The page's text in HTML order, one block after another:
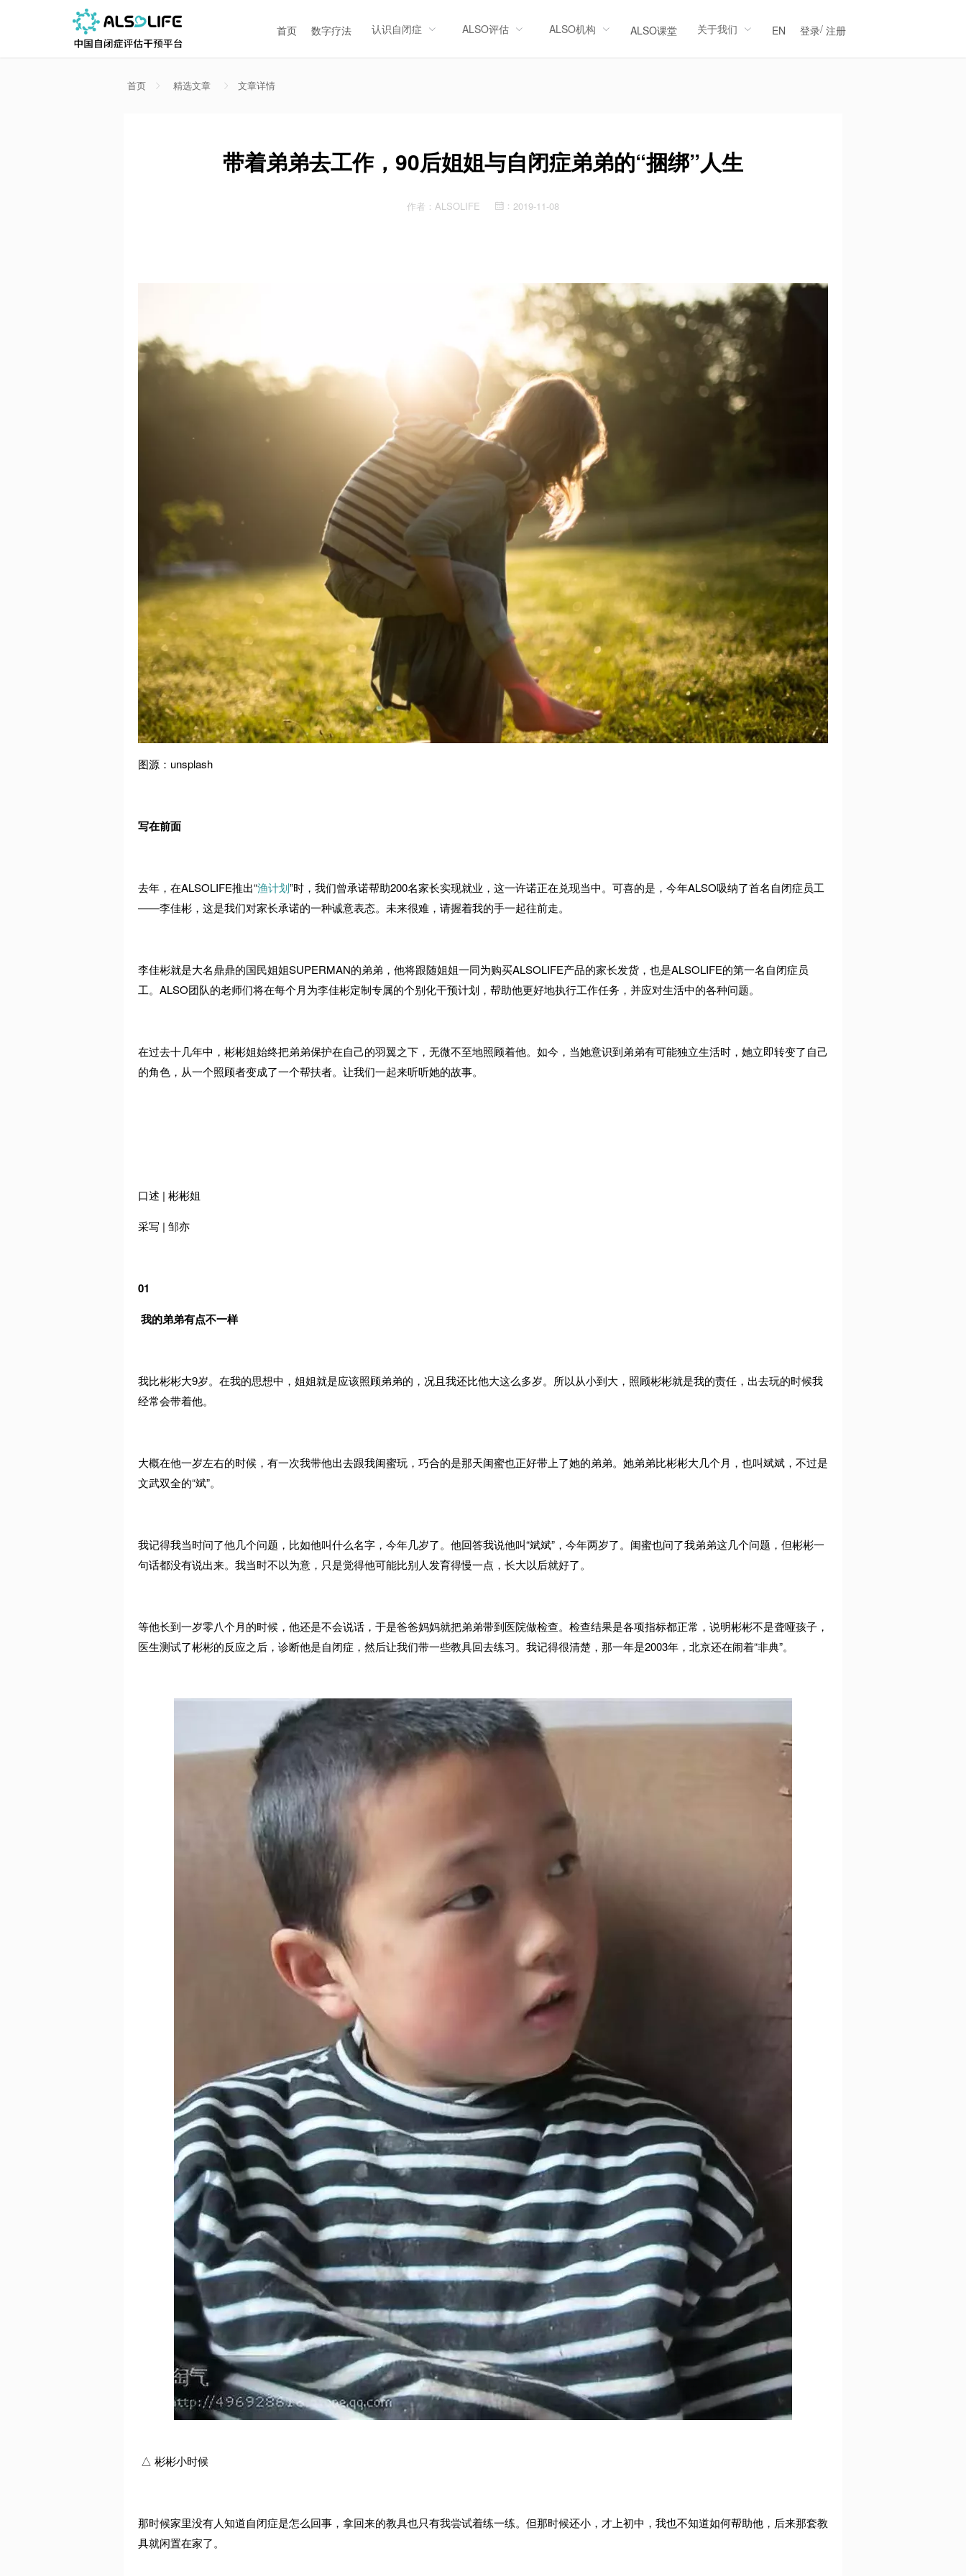
首页 数字疗法 认识自闭症 ALSO评估 ALSO机构 ALSO课堂 关于我们 EN 登录/ 注册
首页 精选文章 文章详情
带着弟弟去工作，90后姐姐与自闭症弟弟的“捆绑”人生
作者： ALSOLIFE ： 2019-11-08
图源：unsplash
写在前面
去年，在ALSOLIFE推出“渔计划”时，我们曾承诺帮助200名家长实现就业，这一许诺正在兑现当中。可喜的是，今年ALSO吸纳了首名自闭症员工
——李佳彬，这是我们对家长承诺的一种诚意表态。未来很难，请握着我的手一起往前走。
李佳彬就是大名鼎鼎的国民姐姐SUPERMAN的弟弟，他将跟随姐姐一同为购买ALSOLIFE产品的家长发货，也是ALSOLIFE的第一名自闭症员
工。ALSO团队的老师们将在每个月为李佳彬定制专属的个别化干预计划，帮助他更好地执行工作任务，并应对生活中的各种问题。
在过去十几年中，彬彬姐始终把弟弟保护在自己的羽翼之下，无微不至地照顾着他。如今，当她意识到弟弟有可能独立生活时，她立即转变了自己
的角色，从一个照顾者变成了一个帮扶者。让我们一起来听听她的故事。
口述 | 彬彬姐
采写 | 邹亦
01
我的弟弟有点不一样
我比彬彬大9岁。在我的思想中，姐姐就是应该照顾弟弟的，况且我还比他大这么多岁。所以从小到大，照顾彬彬就是我的责任，出去玩的时候我
经常会带着他。
大概在他一岁左右的时候，有一次我带他出去跟我闺蜜玩，巧合的是那天闺蜜也正好带上了她的弟弟。她弟弟比彬彬大几个月，也叫斌斌，不过是
文武双全的“斌”。
我记得我当时问了他几个问题，比如他叫什么名字，今年几岁了。他回答我说他叫“斌斌”，今年两岁了。闺蜜也问了我弟弟这几个问题，但彬彬一
句话都没有说出来。我当时不以为意，只是觉得他可能比别人发育得慢一点，长大以后就好了。
等他长到一岁零八个月的时候，他还是不会说话，于是爸爸妈妈就把弟弟带到医院做检查。检查结果是各项指标都正常，说明彬彬不是聋哑孩子，
医生测试了彬彬的反应之后，诊断他是自闭症，然后让我们带一些教具回去练习。我记得很清楚，那一年是2003年，北京还在闹着“非典”。
△ 彬彬小时候
那时候家里没有人知道自闭症是怎么回事，拿回来的教具也只有我尝试着练一练。但那时候还小，才上初中，我也不知道如何帮助他，后来那套教
具就闲置在家了。